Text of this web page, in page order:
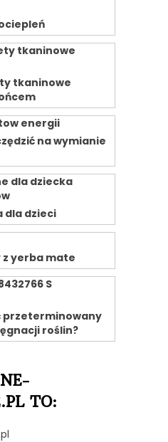
tkaninowe
na wymianie
dla dzieci
yerba mate
przeterminowany
roślin?
TO: